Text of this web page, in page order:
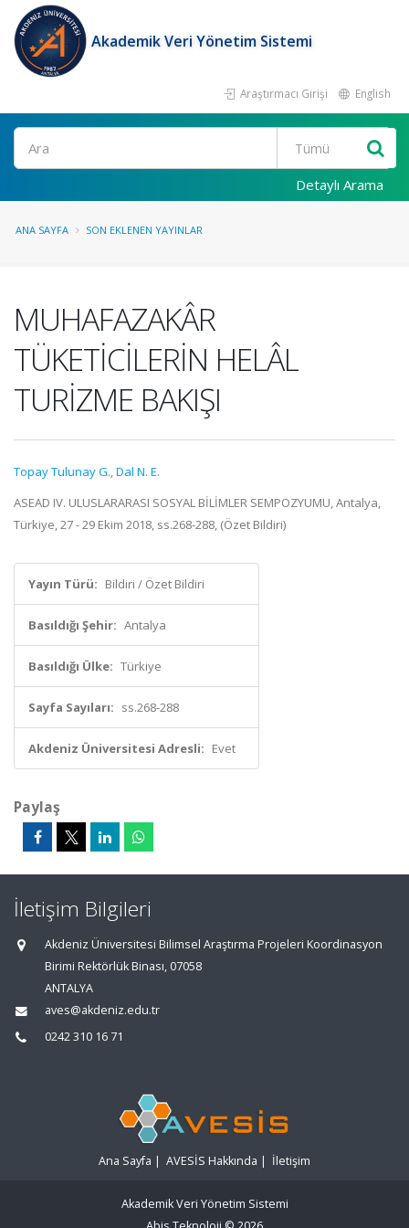
Akademik Veri Yönetim Sistemi
Araştırmacı Girişi English
Ara
Detaylı Arama
ANA SAYFA SON EKLENEN YAYINLAR
MUHAFAZAKÂR
TÜKETİCİLERİN HELÂL
TURİZME BAKIŞI
Topay Tulunay G.,Dal N. E.
ASEAD IV. ULUSLARARASI SOSYAL BİLİMLER SEMPOZYUMU, Antalya,
Türkiye, 27 - 29 Ekim 2018, ss.268-288, (Özet Bildiri)
Yayın Türü: Bildiri / Özet Bildiri
Basıldığı Şehir: Antalya
Basıldığı Ülke: Türkiye
Sayfa Sayıları: ss.268-288
Akdeniz Üniversitesi Adresli: Evet
Paylaş
İletişim Bilgileri
Akdeniz Üniversitesi Bilimsel Araştırma Projeleri Koordinasyon
Birimi Rektörlük Binası, 07058
ANTALYA
aves@akdeniz.edu.tr
0242 310 16 71
Ana Sayfa | AVESİS Hakkında | İletişim
Akademik Veri Yönetim Sistemi